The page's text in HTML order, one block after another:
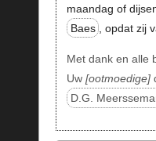
maandag of
Baes
, opdat zij
Met dank en alle
Uw ootmoedige
D.G.